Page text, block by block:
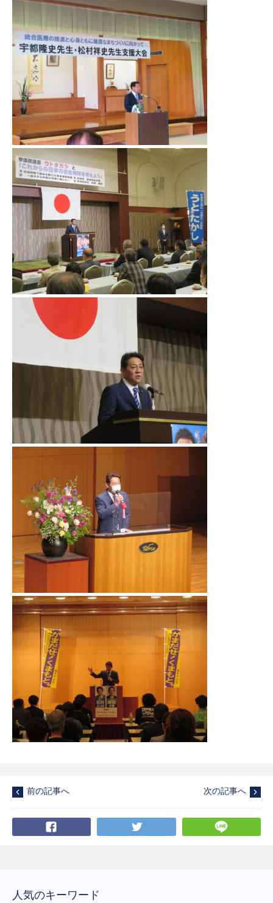
前の記事へ 次の記事へ
人気のキーワード